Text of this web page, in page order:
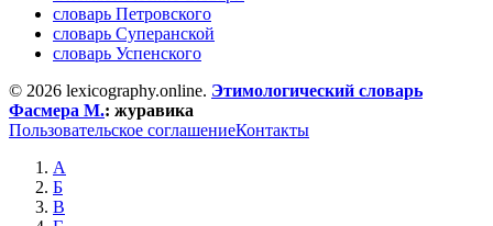
словарь Петровского
словарь Суперанской
словарь Успенского
© 2026 lexicography.online. Этимологический словарь
Фасмера М.: журавика
Пользовательское соглашениеКонтакты
А
Б
В